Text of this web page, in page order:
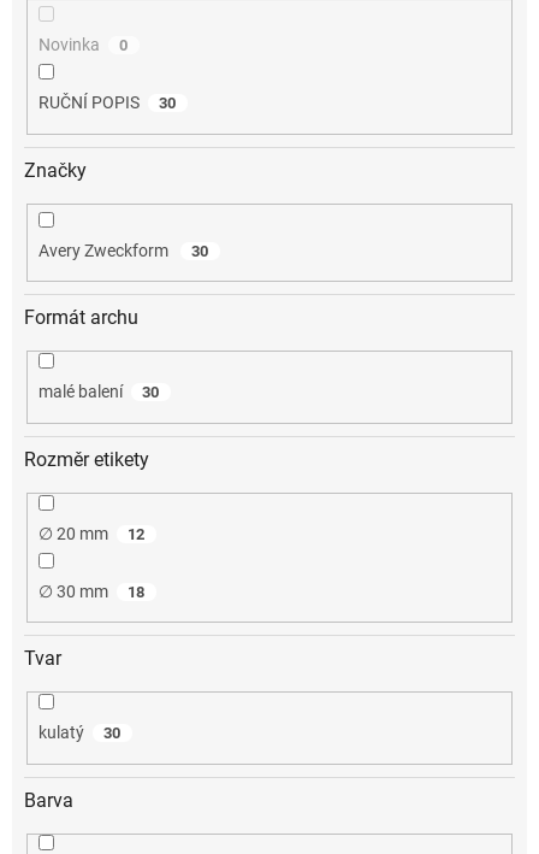
Novinka 0
RUČNÍ POPIS 30
Značky
Avery Zweckform 30
Formát archu
malé balení 30
Rozměr etikety
∅ 20 mm 12
∅ 30 mm 18
Tvar
kulatý 30
Barva